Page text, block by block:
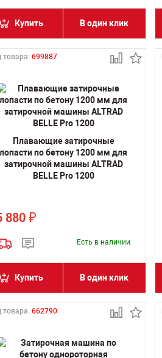
Купить В один клик
товара: 699887
Плавающие затирочные
лопасти по бетону 1200 мм для
затирочной машины ALTRAD
BELLE Pro 1200
880 ₽
Есть в наличии
Купить В один клик
товара: 662790